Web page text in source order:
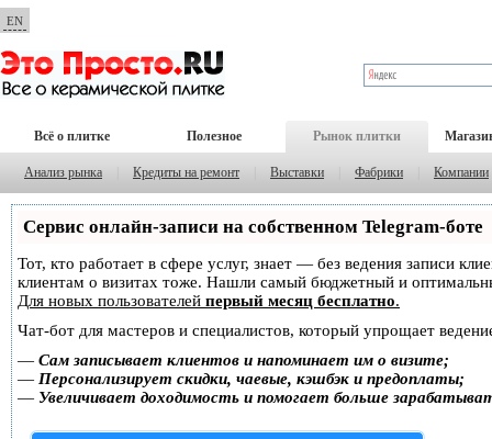
EN
Всё о плитке Полезное Рынок плитки
Анализ рынка Кредиты на ремонт Выставки Фабрики Компании
Сервис онлайн-записи на собственном Telegram-боте
Тот, кто работает в сфере услуг, знает — без ведения записи
клиентам о визитах тоже. Нашли самый бюджетный и
Для новых пользователей первый месяц бесплатно.
Чат-бот для мастеров и специалистов, который упрощает
— Сам записывает клиентов и напоминает им о визите;
— Персонализирует скидки, чаевые, кэшбэк и предоплаты;
— Увеличивает доходимость и помогает больше